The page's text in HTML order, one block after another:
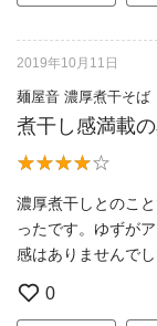
2019年10月11日
麺屋音 濃厚煮干そば
煮干し感満載の
濃厚煮干しとのこ
ったです。ゆずが
感はありませんで
0